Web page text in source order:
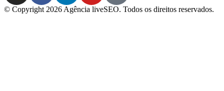
© Copyright 2026 Agência liveSEO. Todos os direitos reservados.